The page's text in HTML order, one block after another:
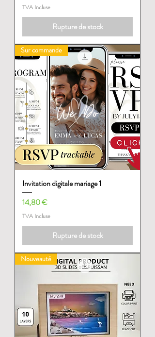
TVA Incluse
Rupture de stock
Sur commande
Invitation digitale mariage 1
Prix
14,80 €
TVA Incluse
Rupture de stock
Nouveauté